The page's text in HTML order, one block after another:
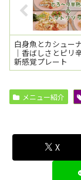
白身魚とカシュー
｜香ばしさとピリ
新感覚プレート
メニュー紹介
X